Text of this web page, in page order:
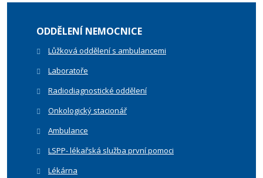
ODDĚLENÍ NEMOCNICE
Lůžková oddělení s ambulancemi
Laboratoře
Radiodiagnostické oddělení
Onkologický stacionář
Ambulance
LSPP- lékařská služba první pomoci
Lékárna